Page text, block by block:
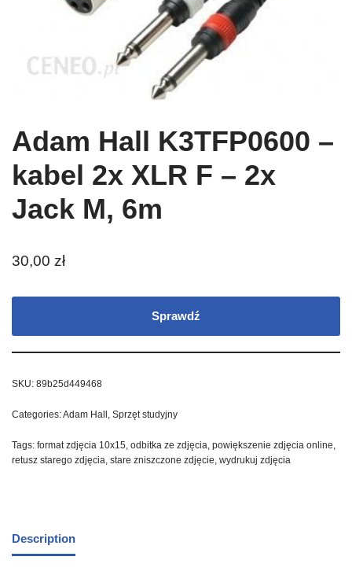
Adam Hall K3TFP0600 –
kabel 2x XLR F – 2x
Jack M, 6m
30,00 zł
Sprawdź
SKU: 89b25d449468
Categories:Adam Hall , Sprzęt studyjny
Tags: format zdjęcia 10x15, odbitka ze zdjęcia, powiększenie zdjęcia online,
retusz starego zdjęcia, stare zniszczone zdjęcie, wydrukuj zdjęcia
Description